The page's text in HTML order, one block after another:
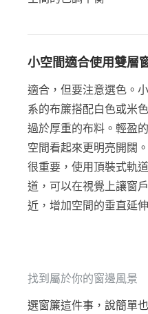
小空間適合使用雙層
適合，但要注意選色。
系的布簾搭配白色或米
過於厚重的布料。輕盈
空間看起來更明亮開闊
很重要，使用頂裝式軌
道，可以在視覺上讓窗
近，增加空間的垂直延伸
找到屬於你的窗邊風景
選窗簾這件事，說簡單